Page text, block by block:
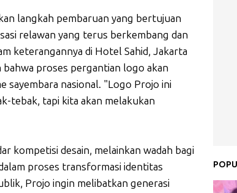
langkah pembaruan yang bertujuan
relawan yang terus berkembang dan
keterangannya di Hotel Sahid, Jakarta
proses pergantian logo akan
sayembara nasional. "Logo Projo ini
tebak, tapi kita akan melakukan
kompetisi desain, melainkan wadah bagi
proses transformasi identitas
Projo ingin melibatkan generasi